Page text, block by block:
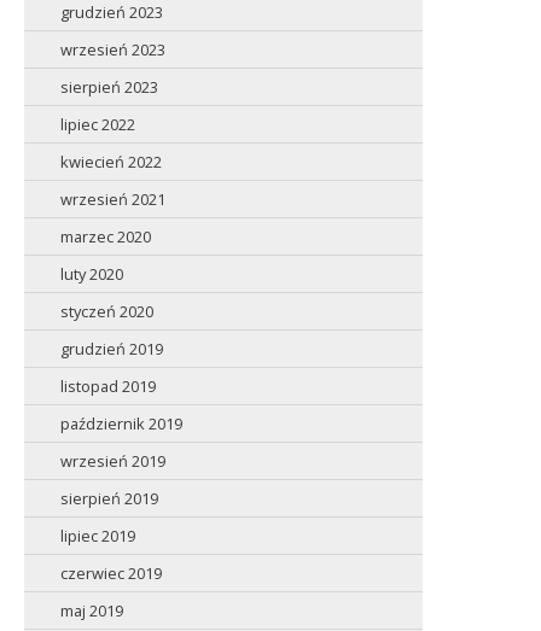
grudzień 2023
wrzesień 2023
sierpień 2023
lipiec 2022
kwiecień 2022
wrzesień 2021
marzec 2020
luty 2020
styczeń 2020
grudzień 2019
listopad 2019
październik 2019
wrzesień 2019
sierpień 2019
lipiec 2019
czerwiec 2019
maj 2019